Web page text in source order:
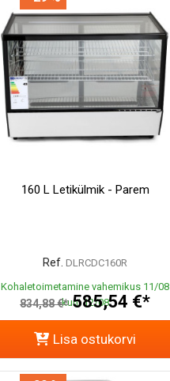
160 L Letikülmik - Parem
Ref. DLRCDC160R
Kohaletoimetamine vahemikus 11/08
kuni 12/08
834,88 €* 585,54 €*
Lisa ostukorvi